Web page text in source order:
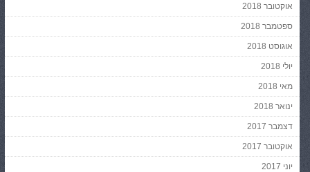
אוקטובר 2018
ספטמבר 2018
אוגוסט 2018
יולי 2018
מאי 2018
ינואר 2018
דצמבר 2017
אוקטובר 2017
יוני 2017